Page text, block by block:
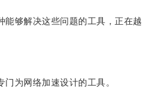
够解决这些问题的工具，正在越
为网络加速设计的工具。